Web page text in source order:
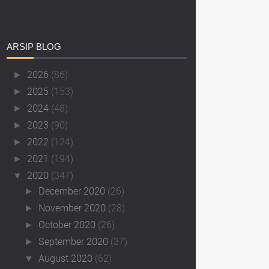
ARSIP BLOG
► 2026 (86)
► 2025 (153)
► 2024 (48)
► 2023 (90)
► 2022 (124)
► 2021 (194)
▼ 2020 (347)
► December 2020 (26)
► November 2020 (28)
► October 2020 (26)
► September 2020 (37)
▼ August 2020 (62)